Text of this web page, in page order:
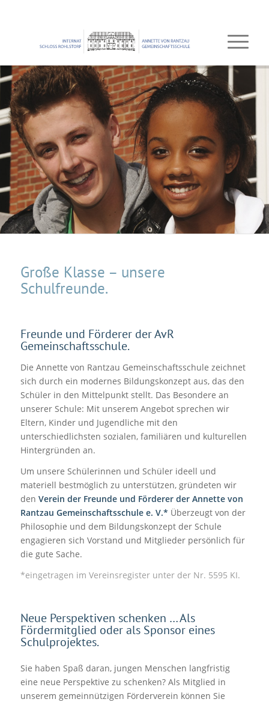
Große Klasse – unsere
Schulfreunde.
Freunde und Förderer der AvR
Gemeinschaftsschule.
Die Annette von Rantzau Gemeinschaftsschule zeichnet
sich durch ein modernes Bildungskonzept aus, das den
Schüler in den Mittelpunkt stellt. Das Besondere an
unserer Schule: Mit unserem Angebot sprechen wir
Eltern, Kinder und Jugendliche mit den
unterschiedlichsten sozialen, familiären und kulturellen
Hintergründen an.
Um unsere Schülerinnen und Schüler ideell und
materiell bestmöglich zu unterstützen, gründeten wir
den Verein der Freunde und Förderer der Annette von
Rantzau Gemeinschaftsschule e. V.* Überzeugt von der
Philosophie und dem Bildungskonzept der Schule
engagieren sich Vorstand und Mitglieder persönlich für
die gute Sache.
*eingetragen im Vereinsregister unter der Nr. 5595 KI.
Neue Perspektiven schenken … Als
Fördermitglied oder als Sponsor eines
Schulprojektes.
Sie haben Spaß daran, jungen Menschen langfristig
eine neue Perspektive zu schenken? Als Mitglied in
unserem gemeinnützigen Förderverein können Sie